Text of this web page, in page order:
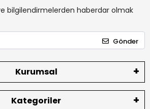
bilgilendirmelerden haberdar olmak
Gönder
Kurumsal
Kategoriler